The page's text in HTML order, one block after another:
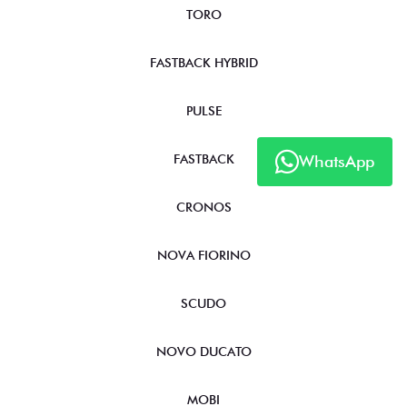
WhatsApp
TORO
FASTBACK HYBRID
PULSE
FASTBACK
CRONOS
NOVA FIORINO
SCUDO
NOVO DUCATO
MOBI